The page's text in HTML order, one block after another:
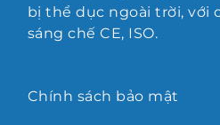
bị thể dục ngoài trời, với
sáng chế CE, ISO.
Chính sách bảo mật